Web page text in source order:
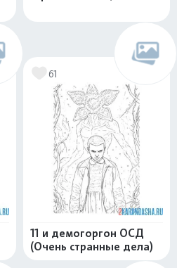
61
11 и демогоргон ОСД
(Очень странные дела)